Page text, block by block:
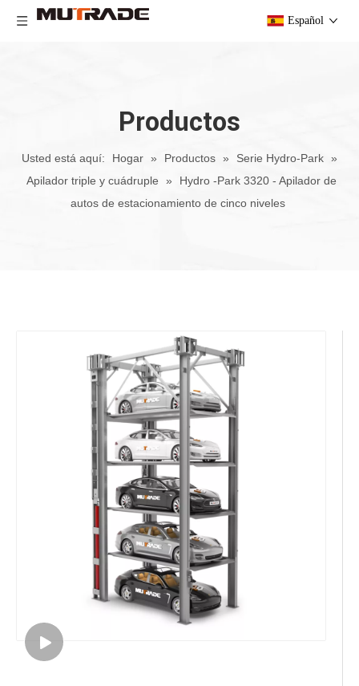
Español
Productos
Usted está aquí: Hogar » Productos » Serie Hydro-Park »
Apilador triple y cuádruple
»
Hydro -Park 3320 - Apilador de
autos de estacionamiento de cinco niveles